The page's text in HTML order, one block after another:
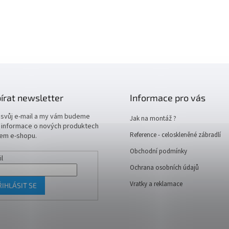
newsletter
e-mail a my vám budeme
o nových produktech
e-shopu.
SE
Informace pro vás
Jak na montáž ?
Reference - celoskleněné zábradlí
Obchodní podmínky
Ochrana osobních údajů
Vratky a reklamace